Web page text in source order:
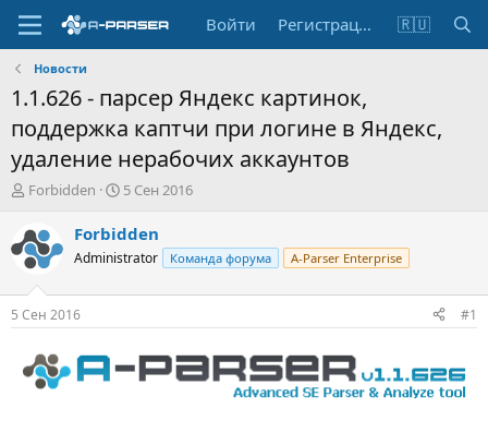
Войти Регистрация 🇷🇺
Новости
1.1.626 - парсер Яндекс картинок,
поддержка каптчи при логине в Яндекс,
удаление нерабочих аккаунтов
А
т
о
р
т
е
м
Forbidden
Д
т
н
а
а
5 Сен 2016
Forbidden
Administrator Команда форума A-Parser Enterprise
5 Сен 2016 #1